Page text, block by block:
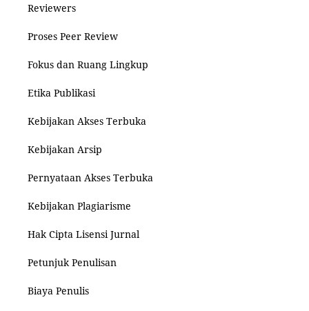
Reviewers
Proses Peer Review
Fokus dan Ruang Lingkup
Etika Publikasi
Kebijakan Akses Terbuka
Kebijakan Arsip
Pernyataan Akses Terbuka
Kebijakan Plagiarisme
Hak Cipta Lisensi Jurnal
Petunjuk Penulisan
Biaya Penulis